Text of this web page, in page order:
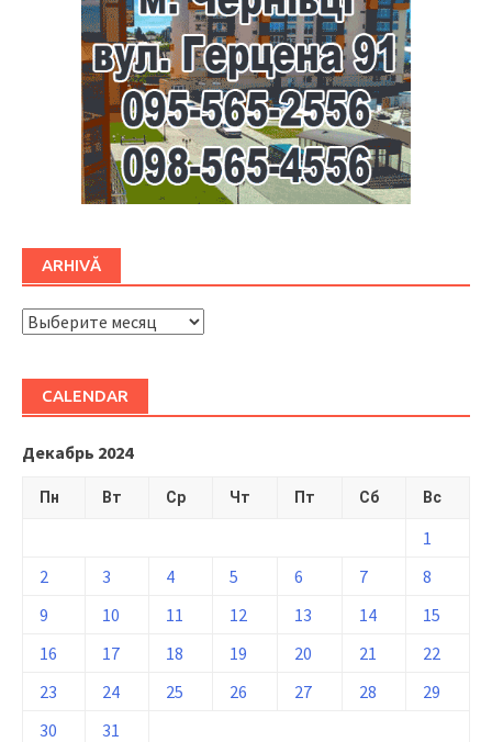
ARHIVĂ
ARHIVĂ
CALENDAR
Декабрь 2024
Пн Вт Ср Чт Пт Сб Вс
1
2
3 4 5 6 7
8
9
10 11 12 13 14
15
16
17 18 19 20 21
22
23
24 25 26 27 28
29
30
31